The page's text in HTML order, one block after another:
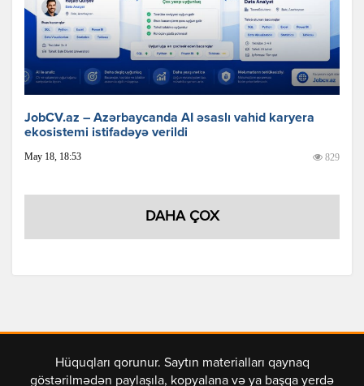
JobCV.az – Azərbaycanda AI əsaslı vahid karyera
ekosistemi istifadəyə verildi
May 18, 18:53 829
DAHA ÇOX
Hüquqları qorunur. Saytın materialları qaynaq
göstərilmədən paylaşıla, kopyalana və ya başqa yerdə